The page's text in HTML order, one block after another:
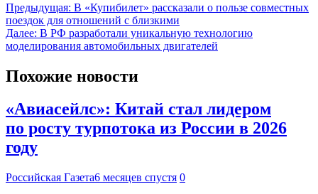
Предыдущая: В «Купибилет» рассказали о пользе совместных
поездок для отношений с близкими
Далее: В РФ разработали уникальную технологию
моделирования автомобильных двигателей
Похожие новости
«Авиасейлс»: Китай стал лидером
по росту турпотока из России в 2026
году
Российская Газета6 месяцев спустя 0